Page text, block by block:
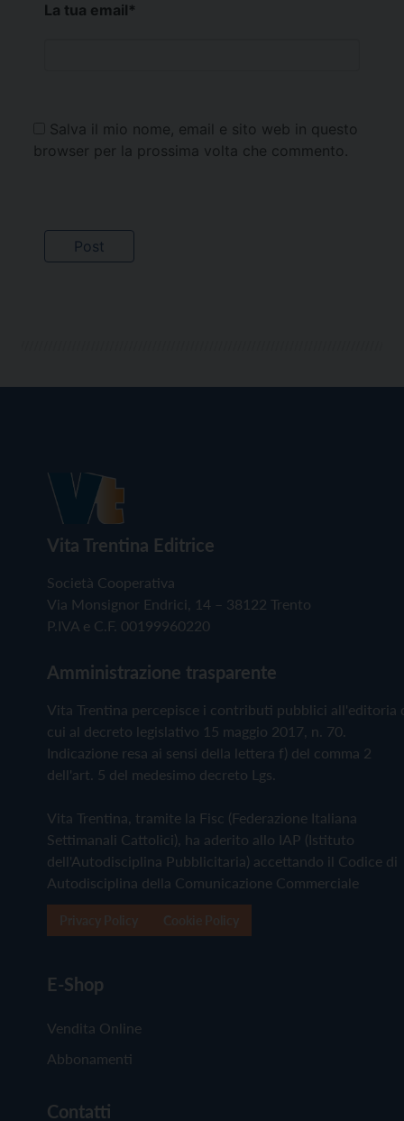
La tua email*
Salva il mio nome, email e sito web in questo
browser per la prossima volta che commento.
Vita Trentina Editrice
Società Cooperativa
Via Monsignor Endrici, 14 – 38122 Trento
P.IVA e C.F. 00199960220
Amministrazione trasparente
Vita Trentina percepisce i contributi pubblici all'editoria
cui al decreto legislativo 15 maggio 2017, n. 70.
Indicazione resa ai sensi della lettera f) del comma 2
dell'art. 5 del medesimo decreto Lgs.
Vita Trentina, tramite la Fisc (Federazione Italiana
Settimanali Cattolici), ha aderito allo IAP (Istituto
dell'Autodisciplina Pubblicitaria) accettando il Codice di
Autodisciplina della Comunicazione Commerciale
E-Shop
Vendita Online
Abbonamenti
Contatti